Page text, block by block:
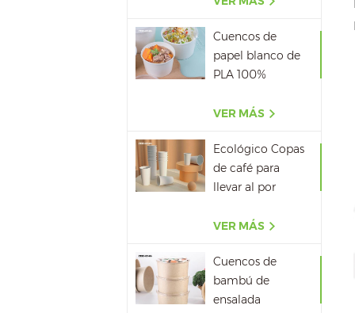
Cuencos de
papel blanco de
PLA 100%
con tapa
VER MÁS
Ecológico Copas
de café para
llevar al por
VER MÁS
Cuencos de
bambú de
ensalada